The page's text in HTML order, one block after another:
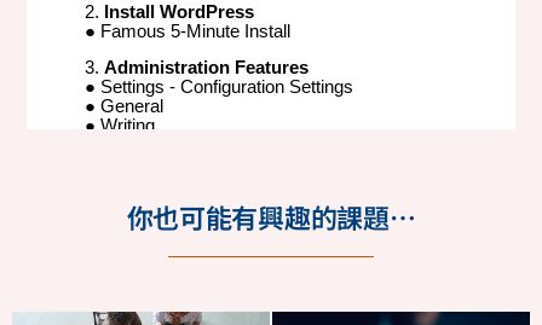
你也可能有興趣的課題…